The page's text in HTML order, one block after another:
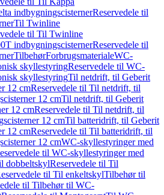
indbygningscisternerReservedele til
Til Twinline
til Til Twinline
indbygningscisternerReservedele til
TilbehørForbrugsmaterialeWC-
skyllestyringReservedele til WC-
skyllestyringTil netdrift, til Geberit
12 cmReservedele til Til netdrift, til
12 cmTil netdrift, til Geberit
12 cmReservedele til Til netdrift, til
12 cmTil batteridrift, til Geberit
12 cmReservedele til Til batteridrift, til
12 cmWC-skyllestyringer med
til WC-skyllestyringer med
dobbeltskylReservedele til Til
til Til enkeltskylTilbehør til
til Tilbehør til WC-